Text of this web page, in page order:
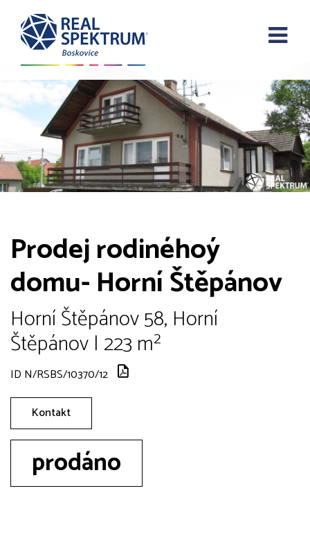
Prodej rodinéhoý
domu- Horní Štěpánov
Horní Štěpánov 58, Horní
Štěpánov | 223 m²
ID N/RSBS/10370/12
Kontakt
prodáno